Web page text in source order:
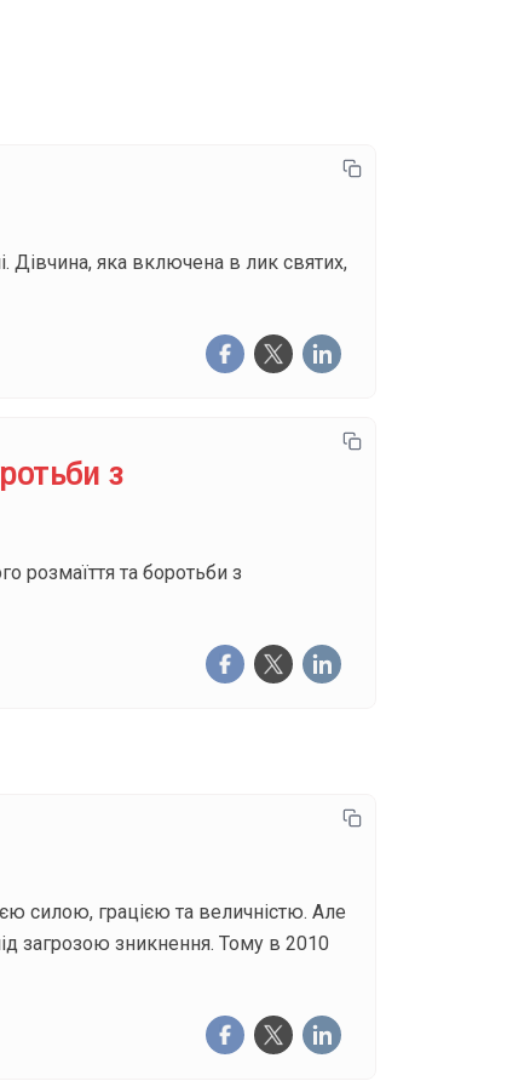
Дівчина, яка включена в лик святих,
з
розмаїття та боротьби з
силою, грацією та величністю. Але
загрозою зникнення. Тому в 2010